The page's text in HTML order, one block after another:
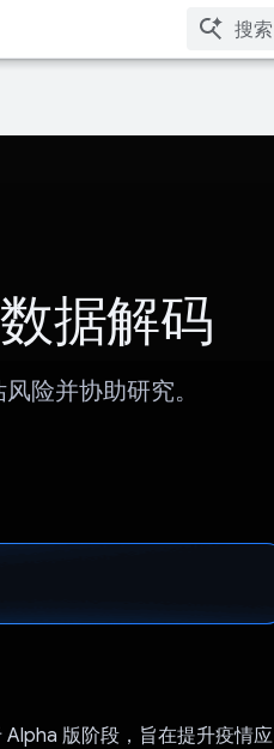
据解码
险并协助研究。
版阶段，旨在提升疫情应